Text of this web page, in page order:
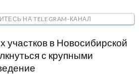
НА TELEGRAM-КАНАЛ
участков в Новосибирской
с крупными